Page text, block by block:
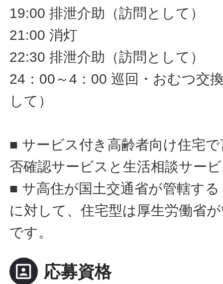
19:00 排泄介助（訪問として）
21:00 消灯
22:30 排泄介助（訪問として）
24：00～4：00 巡回・おむつ交
して）
■ サービス付き高齢者向け住宅
否確認サービスと生活相談サー
■ サ高住が国土交通省が管轄す
に対して、住宅型は厚生労働省
です。
portrait 応募資格